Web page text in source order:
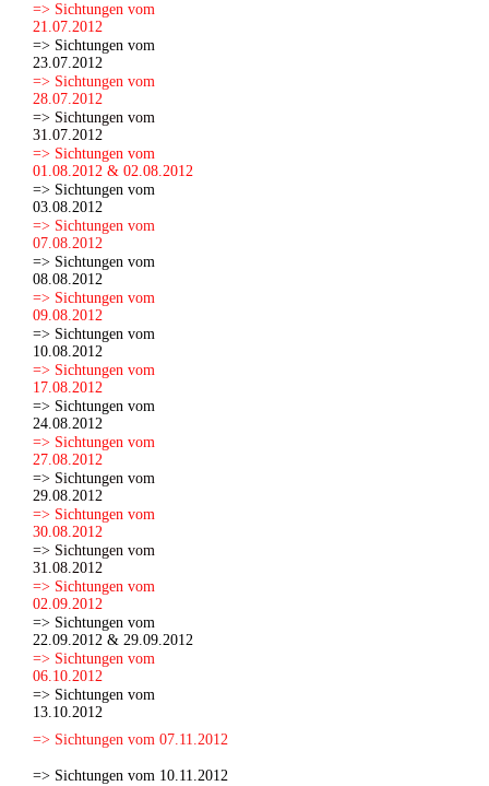
=> Sichtungen vom
21.07.2012
=> Sichtungen vom
23.07.2012
=> Sichtungen vom
28.07.2012
=> Sichtungen vom
31.07.2012
=> Sichtungen vom
01.08.2012 & 02.08.2012
=> Sichtungen vom
03.08.2012
=> Sichtungen vom
07.08.2012
=> Sichtungen vom
08.08.2012
=> Sichtungen vom
09.08.2012
=> Sichtungen vom
10.08.2012
=> Sichtungen vom
17.08.2012
=> Sichtungen vom
24.08.2012
=> Sichtungen vom
27.08.2012
=> Sichtungen vom
29.08.2012
=> Sichtungen vom
30.08.2012
=> Sichtungen vom
31.08.2012
=> Sichtungen vom
02.09.2012
=> Sichtungen vom
22.09.2012 & 29.09.2012
=> Sichtungen vom
06.10.2012
=> Sichtungen vom
13.10.2012
=> Sichtungen vom 07.11.2012
=> Sichtungen vom 10.11.2012